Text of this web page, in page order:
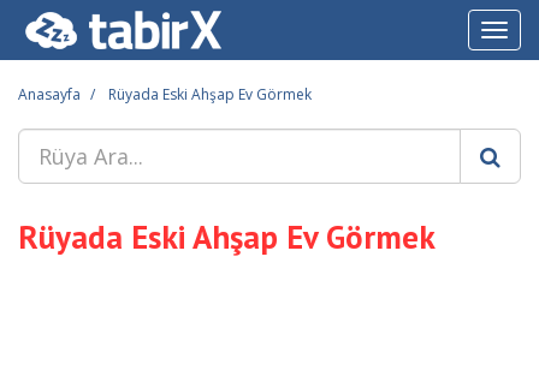
Anasayfa Rüyada Eski Ahşap Ev Görmek
Rüyada Eski Ahşap Ev Görmek